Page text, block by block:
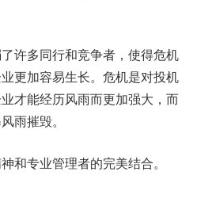
许多同行和竞争者，使得危机
更加容易生长。危机是对投机
才能经历风雨而更加强大，而
雨摧毁。
和专业管理者的完美结合。